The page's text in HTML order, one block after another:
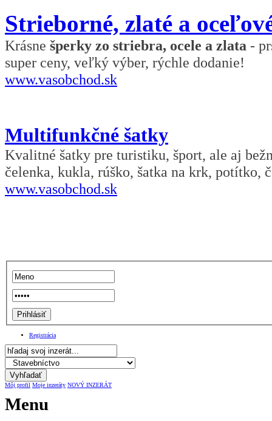
Strieborné, zlaté a
Krásne šperky zo striebra, ocele a zlata -
super ceny, veľký výber, rýchle dodanie!
www.vasobchod.sk
Multifunkčné šatky
Kvalitné šatky pre turistiku, šport, ale aj
čelenka, kukla, rúško, šatka na krk, potítko,
www.vasobchod.sk
Registrácia
Môj profil Moje inzeráty NOVÝ INZERÁT
Menu